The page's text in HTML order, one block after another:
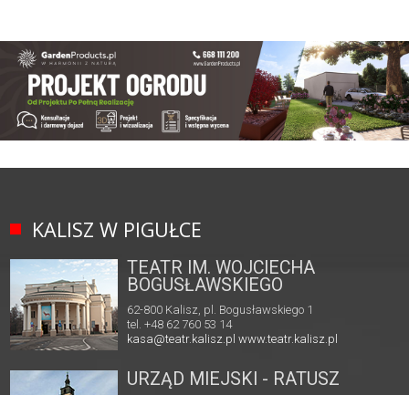
KALISZ W PIGUŁCE
TEATR IM. WOJCIECHA
BOGUSŁAWSKIEGO
62-800 Kalisz, pl. Bogusławskiego 1
tel. +48 62 760 53 14
kasa@teatr.kalisz.pl www.teatr.kalisz.pl
URZĄD MIEJSKI - RATUSZ